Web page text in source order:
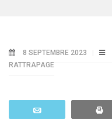
8 SEPTEMBRE 2023
RATTRAPAGE